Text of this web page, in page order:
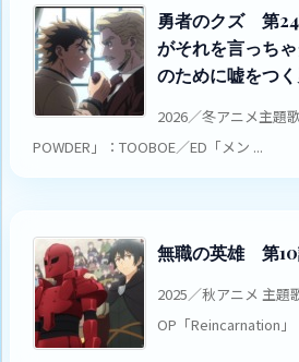
勇者のクズ 第
がそれを言っち
のために嘘をつ
2026／冬アニメ主題
POWDER」：TOOBOE／ED「メン ...
無職の英雄 第
2025／秋アニメ 主題
OP「Reincarnation」